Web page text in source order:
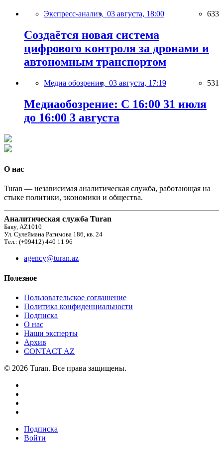
Экспресс-анализ, 03 августа, 18:00 633
Создаётся новая система
цифрового контроля за дронами и
автономным транспортом
Медиа обозрение, 03 августа, 17:19 531
Медиаобозрение: С 16:00 31 июля
до 16:00 3 августа
О нас
Turan — независимая аналитическая служба, работающая на
стыке политики, экономики и общества.
Аналитическая служба Turan
Баку, AZ1010
Ул. Сулеймана Рагимова 186, кв. 24
Тел.: (+99412) 440 11 96
agency@turan.az
Полезное
Пользовательское соглашение
Политика конфиденциальности
Подписка
О нас
Наши эксперты
Архив
CONTACT AZ
© 2026 Turan. Все права защищены.
Подписка
Войти